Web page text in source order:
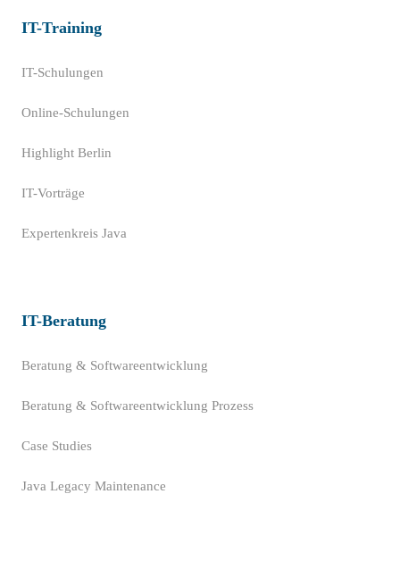
IT-Training
IT-Schulungen
Online-Schulungen
Highlight Berlin
IT-Vorträge
Expertenkreis Java
IT-Beratung
Beratung & Softwareentwicklung
Beratung & Softwareentwicklung Prozess
Case Studies
Java Legacy Maintenance